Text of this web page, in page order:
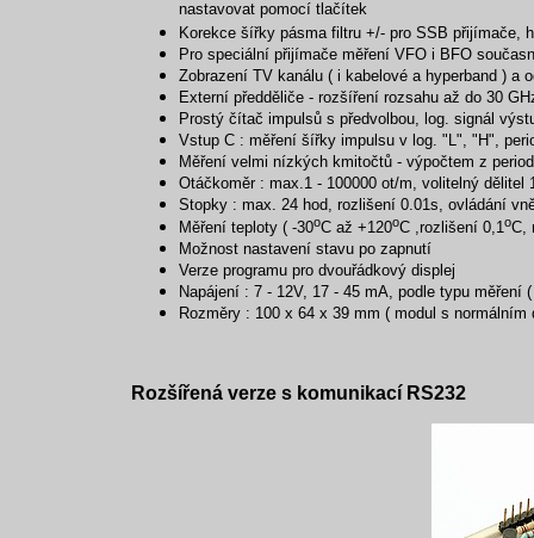
nastavovat pomocí tlačítek
Korekce šířky pásma filtru +/- pro SSB přijímače,
Pro speciální přijímače měření VFO i BFO
Zobrazení TV kanálu ( i kabelové a hyperband ) a
Externí předděliče - rozšíření rozsahu až do 30
Prostý čítač impulsů s předvolbou, log. signál
Vstup C : měření šířky impulsu v log. "L", "H",
Měření velmi nízkých kmitočtů - výpočtem z
Otáčkoměr : max.1 - 100000 ot/m, volitelný
Stopky : max. 24 hod, rozlišení 0.01s, ovládání
Měření teploty ( -30oC až +120oC ,rozlišení 0,1oC,
Možnost nastavení stavu po zapnutí
Verze programu pro dvouřádkový displej
Napájení : 7 - 12V, 17 - 45 mA, podle typu měření
Rozměry : 100 x 64 x 39 mm ( modul s normálním
Rozšířená verze s komunikací RS232